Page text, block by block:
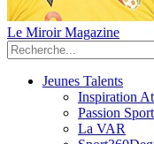
Le Miroir Magazine
Jeunes Talents
Inspiration
Passion Sport
La VAR